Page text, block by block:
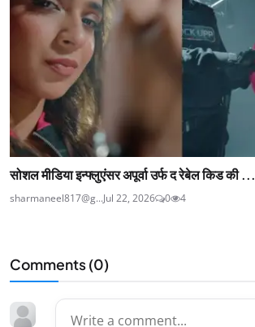
सोशल मीडिया इन्फ्लुएंसर अपूर्वा उर्फ द रेबेल किड की ...
sharmaneel817@g...Jul 22, 2026 0 4
Comments (0)